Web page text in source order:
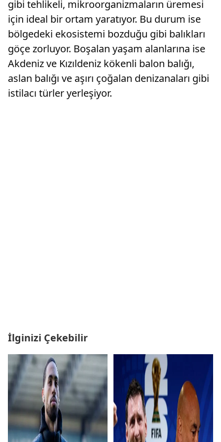
gibi tehlikeli, mikroorganizmaların üremesi
için ideal bir ortam yaratıyor. Bu durum ise
bölgedeki ekosistemi bozduğu gibi balıkları
göçe zorluyor. Boşalan yaşam alanlarına ise
Akdeniz ve Kızıldeniz kökenli balon balığı,
aslan balığı ve aşırı çoğalan denizanaları gibi
istilacı türler yerleşiyor.
İlginizi Çekebilir